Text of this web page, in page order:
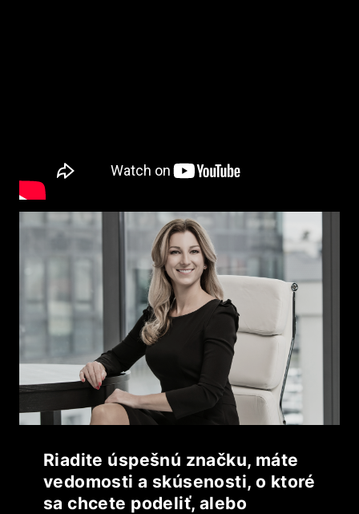
Riadite úspešnú značku, máte
vedomosti a skúsenosti, o ktoré
sa chcete podeliť, alebo